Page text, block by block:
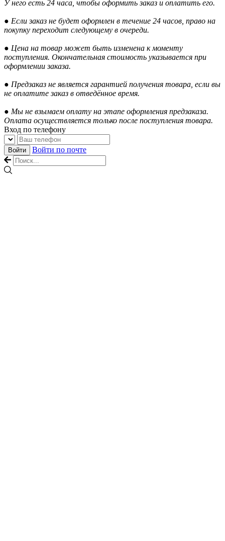
У него есть 24 часа, чтобы оформить заказ и оплатить его.
● Если заказ не будет оформлен в течение 24 часов, право на
покупку переходит следующему в очереди.
● Цена на товар может быть изменена к моменту
поступления. Окончательная стоимость указывается при
оформлении заказа.
● Предзаказ не является гарантией получения товара, если вы
не оплатите заказ в отведённое время.
● Мы не взымаем оплату на этапе оформления предзаказа.
Оплата осуществляется только после поступления товара.
Вход по телефону
Войти Войти по почте